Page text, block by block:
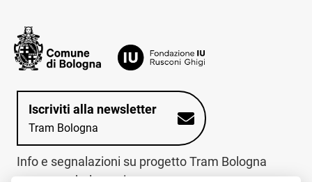
Iscriviti alla newsletter
Tram Bologna
Info e segnalazioni su progetto Tram Bologna